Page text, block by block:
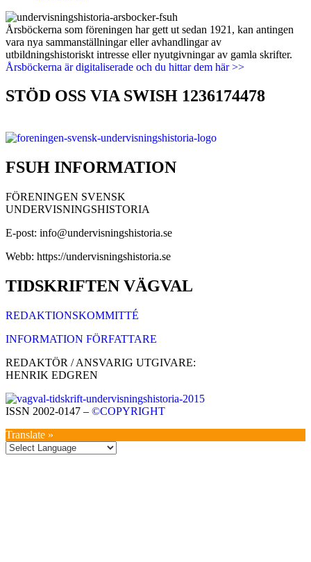
Årsböckerna som föreningen har gett ut sedan 1921, kan antingen
vara nya sammanställningar eller avhandlingar av
utbildningshistoriskt intresse eller nyutgivningar av gamla skrifter.
Årsböckerna är digitaliserade och du hittar dem här >>
STÖD OSS VIA SWISH 1236174478
FSUH INFORMATION
FÖRENINGEN SVENSK
UNDERVISNINGSHISTORIA
E-post: info@undervisningshistoria.se
Webb: https://undervisningshistoria.se
TIDSKRIFTEN VÄGVAL
REDAKTIONSKOMMITTÉ
INFORMATION FÖRFATTARE
REDAKTÖR / ANSVARIG UTGIVARE:
HENRIK EDGREN
ISSN 2002-0147 – ©COPYRIGHT
Translate »